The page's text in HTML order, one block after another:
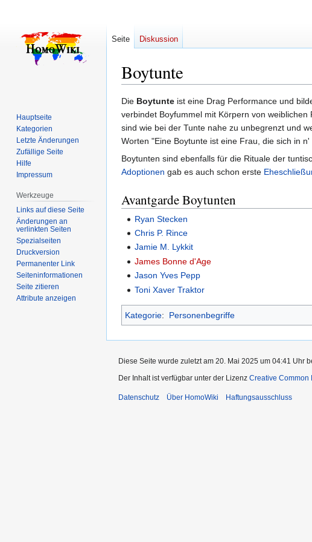
Boytunte
Zur
Navigation
springen
Zur
Suche
springen
Die Boytunte ist eine Drag Performance und
verbindet Boyfummel mit Körpern von
sind wie bei der Tunte nahe zu unbegrenzt und
Worten "Eine Boytunte ist eine Frau, die sich in
Boytunten sind ebenfalls für die Rituale der
Adoptionen gab es auch schon erste
Avantgarde Boytunten
Ryan Stecken
Chris P. Rince
Jamie M. Lykkit
James Bonne d'Age
Jason Yves Pepp
Toni Xaver Traktor
Kategorie: Personenbegriffe
Seite Diskussion
Hauptseite
Kategorien
Letzte Änderungen
Zufällige Seite
Hilfe
Impressum
Werkzeuge
Links auf diese Seite
Änderungen an
verlinkten Seiten
Spezialseiten
Druckversion
Permanenter Link
Seiten­­informationen
Seite zitieren
Attribute anzeigen
Diese Seite wurde zuletzt am 20. Mai 2025 um 04:41 Uhr
Der Inhalt ist verfügbar unter der Lizenz Creative Common
Datenschutz Über HomoWiki Haftungsausschluss